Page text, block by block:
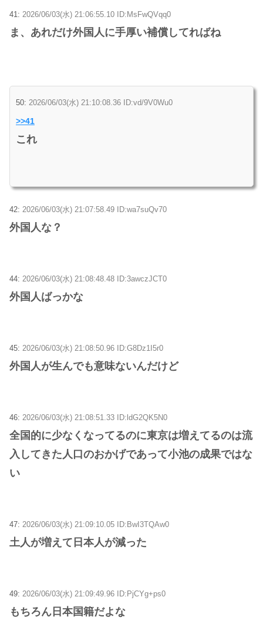
41: 2026/06/03(水) 21:06:55.10 ID:MsFwQVqq0
ま、あれだけ外国人に手厚い補償してればね
50: 2026/06/03(水) 21:10:08.36 ID:vd/9V0Wu0
>>41
これ
42: 2026/06/03(水) 21:07:58.49 ID:wa7suQv70
外国人な？
44: 2026/06/03(水) 21:08:48.48 ID:3awczJCT0
外国人ばっかな
45: 2026/06/03(水) 21:08:50.96 ID:G8Dz1I5r0
外国人が生んでも意味ないんだけど
46: 2026/06/03(水) 21:08:51.33 ID:ldG2QK5N0
全国的に少なくなってるのに東京は増えてるのは流
入してきた人口のおかげであって小池の成果ではな
い
47: 2026/06/03(水) 21:09:10.05 ID:BwI3TQAw0
土人が増えて日本人が減った
49: 2026/06/03(水) 21:09:49.96 ID:PjCYg+ps0
もちろん日本国籍だよな